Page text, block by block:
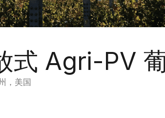
式 Agri-PV
，美国